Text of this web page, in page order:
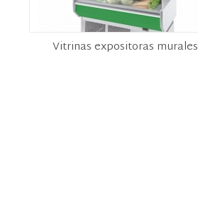
Vitrinas expositoras murales